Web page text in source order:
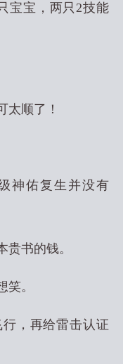
宝宝，两只2技能
太顺了！
神佑复生并没有
书的钱。
。
，再给雷击认证